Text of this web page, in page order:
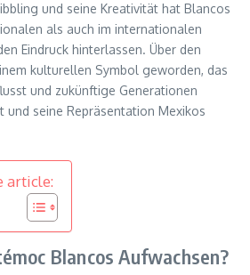
und seine Kreativität hat Blancos
als auch im internationalen
Eindruck hinterlassen. Über den
kulturellen Symbol geworden, das
und zukünftige Generationen
und seine Repräsentation Mexikos
article:
Blancos Aufwachsen?